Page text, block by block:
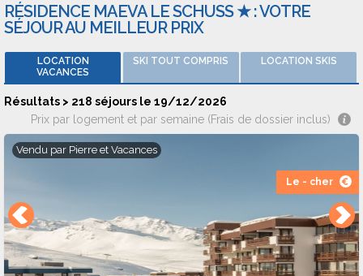
RÉSIDENCE MAEVA LE SCHUSS ★ : VOTRE
SÉJOUR AU MEILLEUR PRIX
LOCATION
VACANCES
SKI TOUT COMPRIS LOCATION SKIS
Résultats > 218 séjours le 19/12/2026
Prix par logement et par semaine (Frais de dossier inclus)
Le - cher
Vendu par Pierre et Vacances